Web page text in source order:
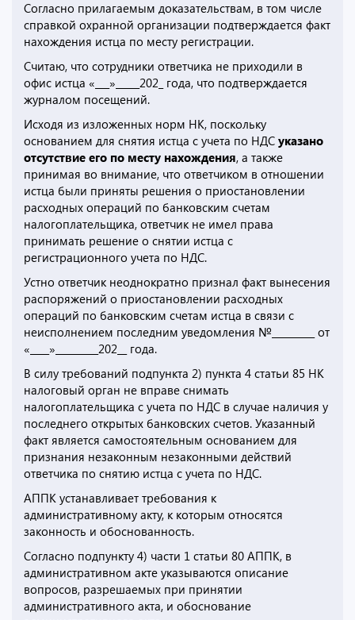
Согласно прилагаемым доказательствам, в том числе
справкой охранной организации подтверждается факт
нахождения истца по месту регистрации.
Считаю, что сотрудники ответчика не приходили в
офис истца «___»_____202_ года, что подтверждается
журналом посещений.
Исходя из изложенных норм НК, поскольку
основанием для снятия истца с учета по НДС указано
отсутствие его по месту нахождения, а также
принимая во внимание, что ответчиком в отношении
истца были приняты решения о приостановлении
расходных операций по банковским счетам
налогоплательщика, ответчик не имел права
принимать решение о снятии истца с
регистрационного учета по НДС.
Устно ответчик неоднократно признал факт вынесения
распоряжений о приостановлении расходных
операций по банковским счетам истца в связи с
неисполнением последним уведомления №_________ от
«____»_________202__ года.
В силу требований подпункта 2) пункта 4 статьи 85 НК
налоговый орган не вправе снимать
налогоплательщика с учета по НДС в случае наличия у
последнего открытых банковских счетов. Указанный
факт является самостоятельным основанием для
признания незаконным незаконными действий
ответчика по снятию истца с учета по НДС.
АППК устанавливает требования к
административному акту, к которым относятся
законность и обоснованность.
Согласно подпункту 4) части 1 статьи 80 АППК, в
административном акте указываются описание
вопросов, разрешаемых при принятии
административного акта, и обоснование